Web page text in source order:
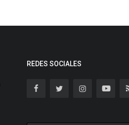
REDES SOCIALES